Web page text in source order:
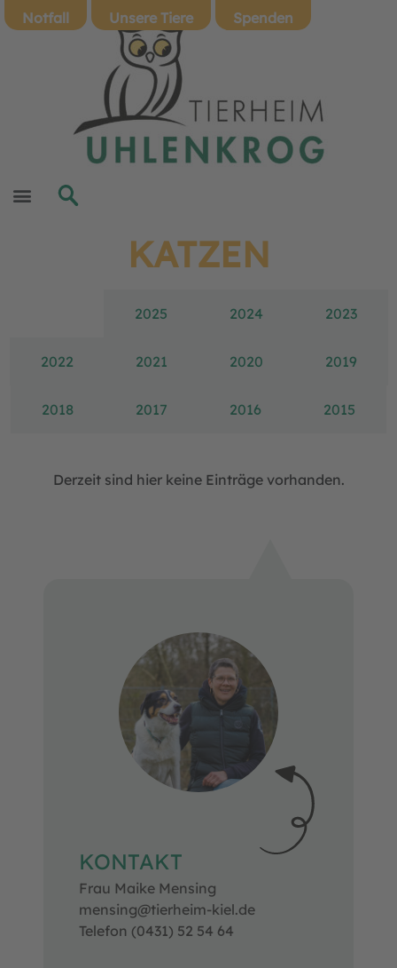
Notfall Unsere Tiere Spenden
KATZEN
2025 2024 2023
2022 2021 2020 2019
2018 2017 2016 2015
Derzeit sind hier keine Einträge vorhanden.
KONTAKT
Frau Maike Mensing
mensing@tierheim-kiel.de
Telefon (0431) 52 54 64